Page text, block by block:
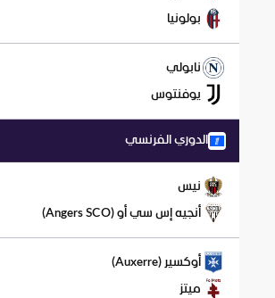
بولونيا
نابولي
يوفنتوس
الدوري الفرنسي
نيس
أنجيه إس سي أو (Angers SCO)
أوكسير (Auxerre)
ميتز